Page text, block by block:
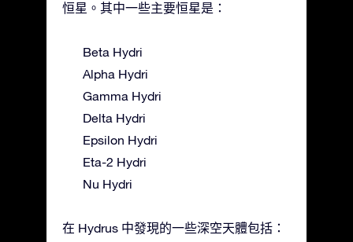
恒星。其中一些主要恒星是：
Beta Hydri
Alpha Hydri
Gamma Hydri
Delta Hydri
Epsilon Hydri
Eta-2 Hydri
Nu Hydri
在 Hydrus 中發現的一些深空天體包括：